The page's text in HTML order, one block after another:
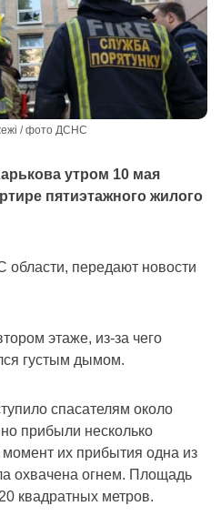
/ фото ДСНС
утром 10 мая
пятиэтажного жилого
передают новости
этаже, из-за чего
густым дымом.
спасателям около
прибыли несколько
их прибытия одна из
охвачена огнем. Площадь
квадратных метров.